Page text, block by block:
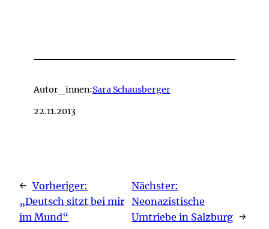
Autor_innen:Sara Schausberger
22.11.2013
← Vorheriger:
„Deutsch sitzt bei mir
im Mund“
Nächster:
Neonazistische
Umtriebe in Salzburg →